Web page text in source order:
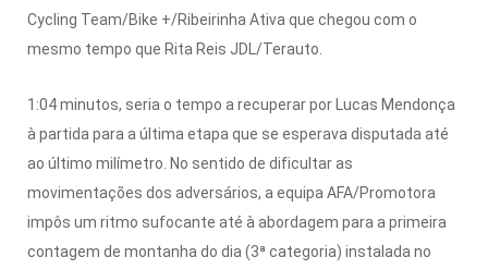
Cycling Team/Bike +/Ribeirinha Ativa que chegou com o
mesmo tempo que Rita Reis JDL/Terauto.
1:04 minutos, seria o tempo a recuperar por Lucas Mendonça
à partida para a última etapa que se esperava disputada até
ao último milímetro. No sentido de dificultar as
movimentações dos adversários, a equipa AFA/Promotora
impôs um ritmo sufocante até à abordagem para a primeira
contagem de montanha do dia (3ª categoria) instalada no